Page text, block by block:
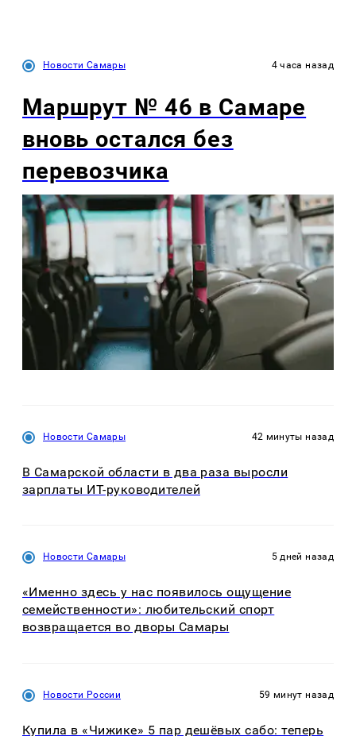
Новости Самары 4 часа назад
Маршрут № 46 в Самаре
вновь остался без
перевозчика
Новости Самары 42 минуты назад
В Самарской области в два раза выросли
зарплаты ИТ-руководителей
Новости Самары 5 дней назад
«Именно здесь у нас появилось ощущение
семейственности»: любительский спорт
возвращается во дворы Самары
Новости России 59 минут назад
Купила в «Чижике» 5 пар дешёвых сабо: теперь